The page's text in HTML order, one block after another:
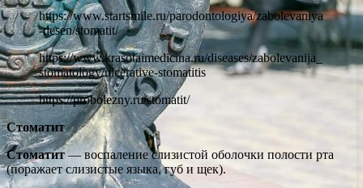
https://www.startsmile.ru/parodontologiya/zabolevaniya
-desen/stomatit/
https://www.krasotaimedicina.ru/diseases/zabolevanija_
stomatology/ulcerative-stomatitis
https://probolezny.ru/stomatit/
Стоматит
Стоматит— воспаление слизистой оболочки полости рта
(поражает слизистые языка, губ и щек).